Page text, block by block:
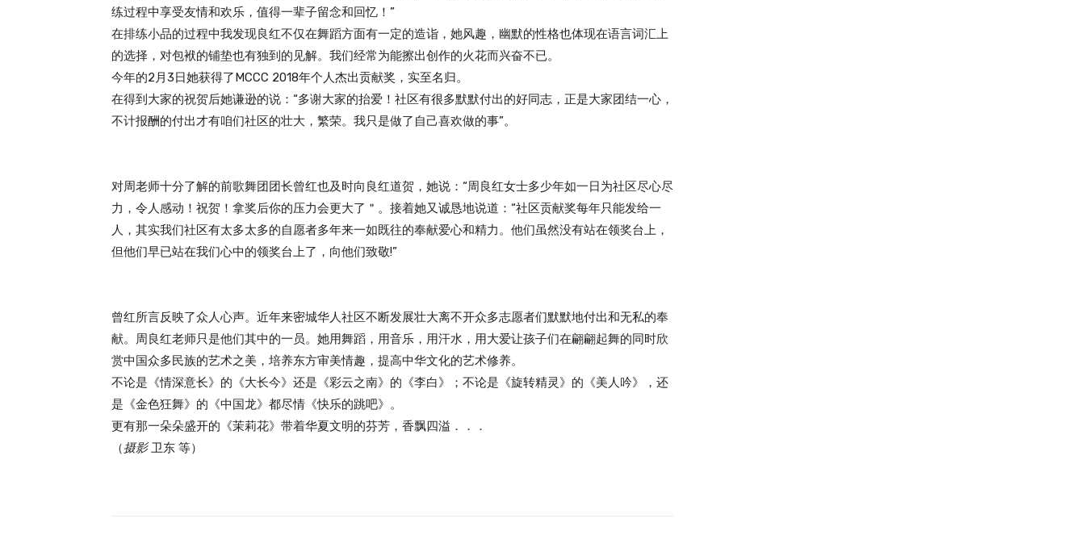
练过程中享受友情和欢乐，值得一辈子留念和回忆！”
在排练小品的过程中我发现良红不仅在舞蹈方面有一定的造诣，她风趣，幽默的性格也体现在语言词汇上
的选择，对包袱的铺垫也有独到的见解。我们经常为能擦出创作的火花而兴奋不已。
今年的2月3日她获得了MCCC 2018年个人杰出贡献奖，实至名归。
在得到大家的祝贺后她谦逊的说：“多谢大家的抬爱！社区有很多默默付出的好同志，正是大家团结一心，
不计报酬的付出才有咱们社区的壮大，繁荣。我只是做了自己喜欢做的事”。
对周老师十分了解的前歌舞团团长曾红也及时向良红道贺，她说：“周良红女士多少年如一日为社区尽心尽
力，令人感动！祝贺！拿奖后你的压力会更大了＂。接着她又诚恳地说道：“社区贡献奖每年只能发给一
人，其实我们社区有太多太多的自愿者多年来一如既往的奉献爱心和精力。他们虽然没有站在领奖台上，
但他们早已站在我们心中的领奖台上了，向他们致敬!”
曾红所言反映了众人心声。近年来密城华人社区不断发展壮大离不开众多志愿者们默默地付出和无私的奉
献。周良红老师只是他们其中的一员。她用舞蹈，用音乐，用汗水，用大爱让孩子们在翩翩起舞的同时欣
赏中国众多民族的艺术之美，培养东方审美情趣，提高中华文化的艺术修养。
不论是《情深意长》的《大长今》还是《彩云之南》的《李白》；不论是《旋转精灵》的《美人吟》，还
是《金色狂舞》的《中国龙》都尽情《快乐的跳吧》。
更有那一朵朵盛开的《茉莉花》带着华夏文明的芬芳，香飘四溢．．．
（摄影卫东 等）